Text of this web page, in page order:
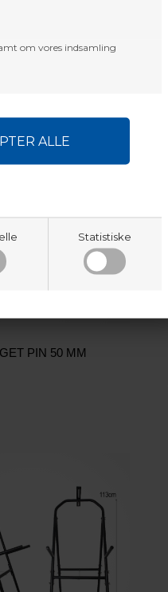
om vores indsamling
Statistiske
PIN 50 MM